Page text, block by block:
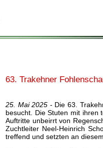
63. Trakehner
25. Mai 2025 - Die 63.
besucht. Die Stuten mit ihren
Auftritte unbeirrt von
Zuchtleiter Neel-Heinrich
treffend und setzten an